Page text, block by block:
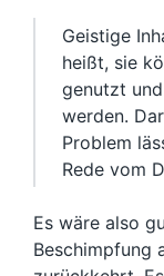
Geistige
heißt, sie
genutzt
werden.
Problem
Rede vom
Es wäre also
Beschimpfung